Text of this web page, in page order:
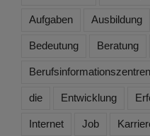
Aufgaben Ausbildung
Bedeutung Beratung
Berufsinformationszentren
die Entwicklung
Internet Job